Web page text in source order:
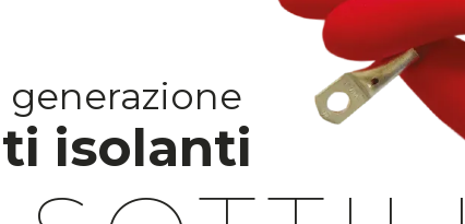
generazione
isolanti